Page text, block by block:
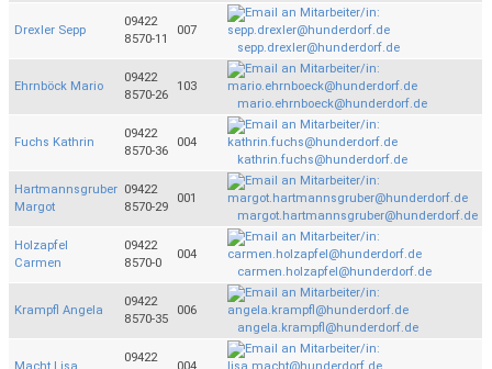
Drexler Sepp
09422
8570-11
007
sepp.drexler@hunderdorf.de
Ehrnböck Mario
09422
8570-26
103
mario.ehrnboeck@hunderdorf.de
Fuchs Kathrin
09422
8570-36
004
kathrin.fuchs@hunderdorf.de
Hartmannsgruber
Margot
09422
8570-29
001
margot.hartmannsgruber@hunderdorf.de
Holzapfel
Carmen
09422
8570-0
004
carmen.holzapfel@hunderdorf.de
Krampfl Angela
09422
8570-35
006
angela.krampfl@hunderdorf.de
Macht Lisa
09422
004